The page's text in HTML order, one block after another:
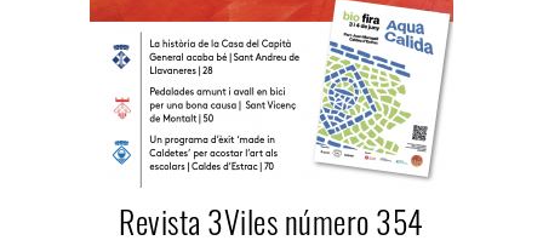
Revista 3Viles número 354